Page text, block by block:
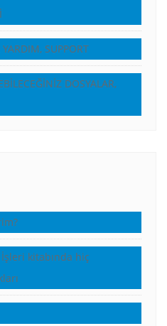
SUPPORT
DOSYALAR,
kitabında hiç